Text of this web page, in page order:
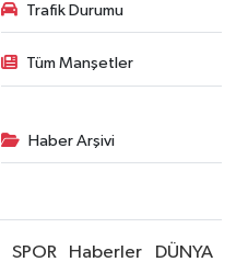
Trafik Durumu
Tüm Manşetler
Haber Arşivi
SPOR Haberler DÜNYA